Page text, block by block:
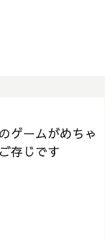
ゲームがめちゃ
存じです